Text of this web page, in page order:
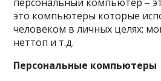
это компьютеры которые
человеком в личных целях:
неттоп и т.д.
Персональные компьютеры